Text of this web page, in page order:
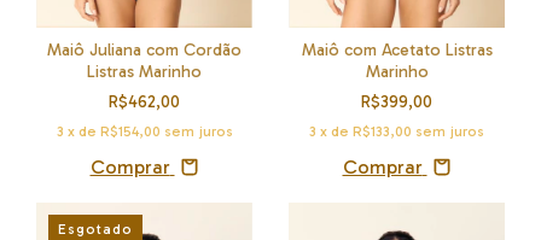
Maiô Juliana com Cordão
Listras Marinho
R$462,00
3 x de R$154,00 sem juros
Comprar
Maiô com Acetato Listras
Marinho
R$399,00
3 x de R$133,00 sem juros
Comprar
Esgotado